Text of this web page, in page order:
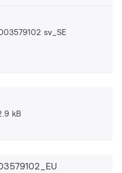
sv_SE
kB